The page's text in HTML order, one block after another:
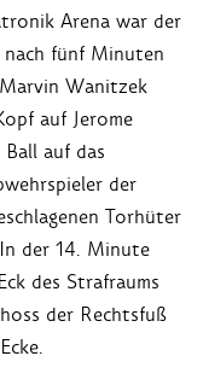
Arena war der
fünf Minuten
Wanitzek
auf Jerome
auf das
der
Torhüter
der 14. Minute
des Strafraums
der Rechtsfuß